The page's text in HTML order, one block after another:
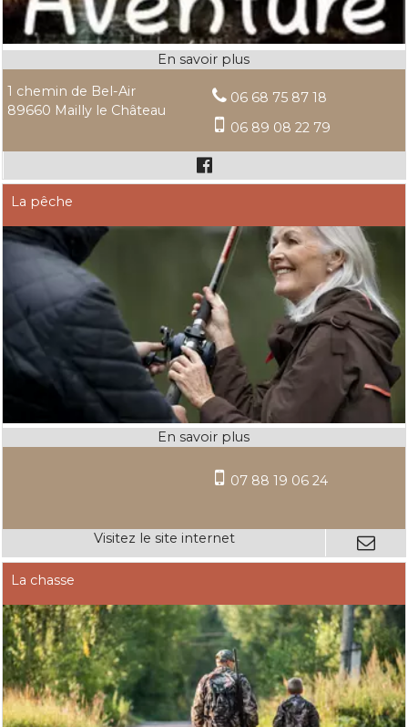
1 chemin de Bel-Air
89660 Mailly le Château
06 68 75 87 18
06 89 08 22 79
La pêche
07 88 19 06 24
La chasse